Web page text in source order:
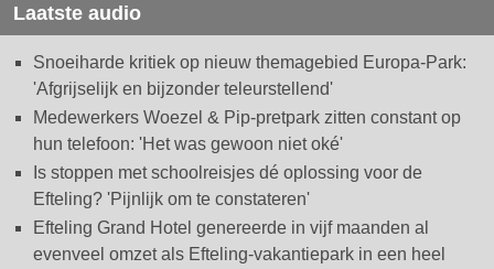
Laatste audio
Snoeiharde kritiek op nieuw themagebied Europa-Park:
'Afgrijselijk en bijzonder teleurstellend'
Medewerkers Woezel & Pip-pretpark zitten constant op
hun telefoon: 'Het was gewoon niet oké'
Is stoppen met schoolreisjes dé oplossing voor de
Efteling? 'Pijnlijk om te constateren'
Efteling Grand Hotel genereerde in vijf maanden al
evenveel omzet als Efteling-vakantiepark in een heel